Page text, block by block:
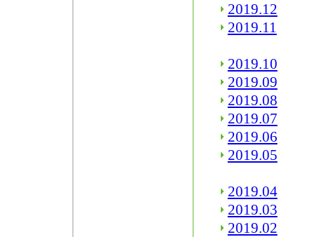
2019.12
2019.11
2019.10
2019.09
2019.08
2019.07
2019.06
2019.05
2019.04
2019.03
2019.02